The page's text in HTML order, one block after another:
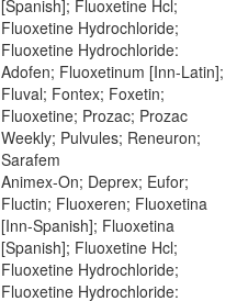
[Spanish]; Fluoxetine Hcl;
Fluoxetine Hydrochloride;
Fluoxetine Hydrochloride:
Adofen; Fluoxetinum [Inn-Latin];
Fluval; Fontex; Foxetin;
Fluoxetine; Prozac; Prozac
Weekly; Pulvules; Reneuron;
Sarafem
Animex-On; Deprex; Eufor;
Fluctin; Fluoxeren; Fluoxetina
[Inn-Spanish]; Fluoxetina
[Spanish]; Fluoxetine Hcl;
Fluoxetine Hydrochloride;
Fluoxetine Hydrochloride: